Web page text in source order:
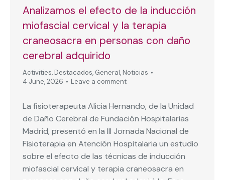
Analizamos el efecto de la inducción
miofascial cervical y la terapia
craneosacra en personas con daño
cerebral adquirido
Activities, Destacados, General, Noticias
4 June, 2026
Leave a comment
La fisioterapeuta Alicia Hernando, de la Unidad
de Daño Cerebral de Fundación Hospitalarias
Madrid, presentó en la III Jornada Nacional de
Fisioterapia en Atención Hospitalaria un estudio
sobre el efecto de las técnicas de inducción
miofascial cervical y terapia craneosacra en